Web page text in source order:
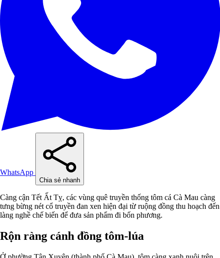
WhatsApp
Chia sẻ nhanh
Càng cận Tết Ất Tỵ, các vùng quê truyền thống tôm cá Cà Mau càng
tưng bừng nét cổ truyền đan xen hiện đại từ ruộng đồng thu hoạch đến
làng nghề chế biến để đưa sản phẩm đi bốn phương.
Rộn ràng cánh đồng tôm-lúa